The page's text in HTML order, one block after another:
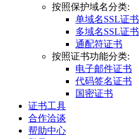
按照保护域名分类:
单域名SSL证书
多域名SSL证书
通配符证书
按照证书功能分类:
电子邮件证书
代码签名证书
国密证书
证书工具
合作洽谈
帮助中心